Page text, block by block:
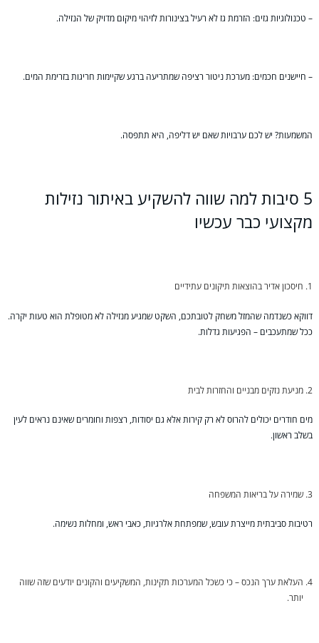
– טכנולוגיות גזים: הזרמת גז לא רעיל בצינורות לזיהוי מיקום מדויק של הנזילה.
– חיישנים חכמים: מערכת ניטור רציפה שמתריעה ברגע שקיימות חריגות בזרימת המים.
המשמעות? יש לכם ערבויות שאם יש דליפה, היא תתפסה.
5 סיבות למה שווה להשקיע באיתור נזילות
מקצועי כבר עכשיו
חיסכון אדיר בהוצאות תיקונים עתידיים
דווקא כשנדמה שהמזל משחק לטובתכם, השקט שמגיע מנזילה לא מטופלת הוא טעות יקרה.
ככל שמתעכבים – הפגיעות גדלות.
מניעת נזקים מבניים והחזרות לבית
מים חודרים יכולים להרוס לא רק קירות אלא גם יסודות, רצפות וחומרים שאינם נראים לעין
בשלב ראשון.
שמירה על בריאות המשפחה
רטיבות סביבתית מייצרת עובש, שמפתחת אלרגיות, כאבי ראש, ומחלות נשימה.
העלאת ערך הנכס – כי כשכל המערכות תקינות, המשקיעים והקונים יודעים שזה שווה
יותר.